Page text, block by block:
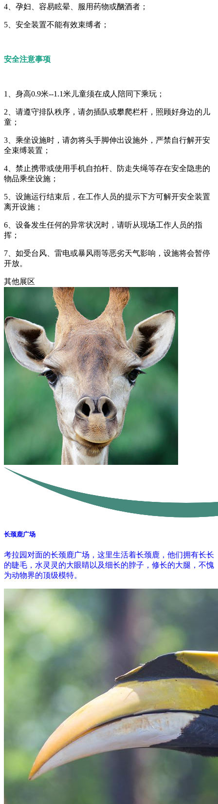
4、孕妇、容易眩晕、服用药物或酗酒者；
5、安全装置不能有效束缚者；
安全注意事项
1、身高0.9米--1.1米儿童须在成人陪同下乘玩；
2、请遵守排队秩序，请勿插队或攀爬栏杆，照顾好身边的儿
童；
3、乘坐设施时，请勿将头手脚伸出设施外，严禁自行解开安
全束缚装置；
4、禁止携带或使用手机自拍杆、防走失绳等存在安全隐患的
物品乘坐设施；
5、设施运行结束后，在工作人员的提示下方可解开安全装置
离开设施；
6、设备发生任何的异常状况时，请听从现场工作人员的指
挥；
7、如受台风、雷电或暴风雨等恶劣天气影响，设施将会暂停
开放。
其他展区
长颈鹿广场
考拉园对面的长颈鹿广场，这里生活着长颈鹿，他们拥有长长
的睫毛，水灵灵的大眼睛以及细长的脖子，修长的大腿，不愧
为动物界的顶级模特。